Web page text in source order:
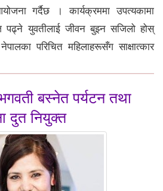
गर्दैछ । कार्यक्रममा उपत्यकामा
युवतीलाई जीवन बुझ्न सजिलो होस्
परिचित महिलाहरूसँग साक्षात्कार
बस्नेत पर्यटन तथा
दुत नियुक्त